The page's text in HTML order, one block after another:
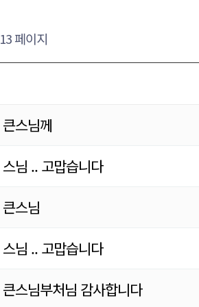
13 페이지
큰스님께
스님 .. 고맙습니다
큰스님
스님 .. 고맙습니다
큰스님부처님 감사합니다